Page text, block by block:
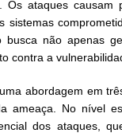
Os ataques
não apenas
contra a
abordagem em
ameaça. No nível
dos ataques,